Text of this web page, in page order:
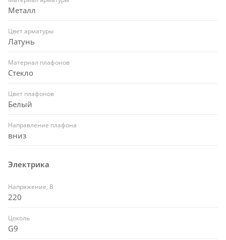
Металл
Цвет арматуры
Латунь
Материал плафонов
Стекло
Цвет плафонов
Белый
Направление плафона
вниз
Электрика
Напряжение, В
220
Цоколь
G9